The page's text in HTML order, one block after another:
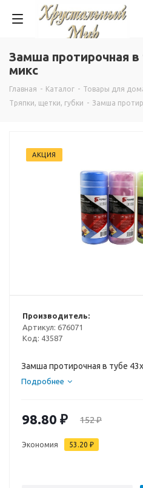
Замша протирочная в
микс
Главная - Каталог - Товары для
Тряпки, щетки, губки - Замша
АКЦИЯ
Производитель:
Артикул: 676071
Код: 43587
Замша протирочная в тубе
Подробнее
98.80 ₽ 152₽
Экономия 53.20 ₽